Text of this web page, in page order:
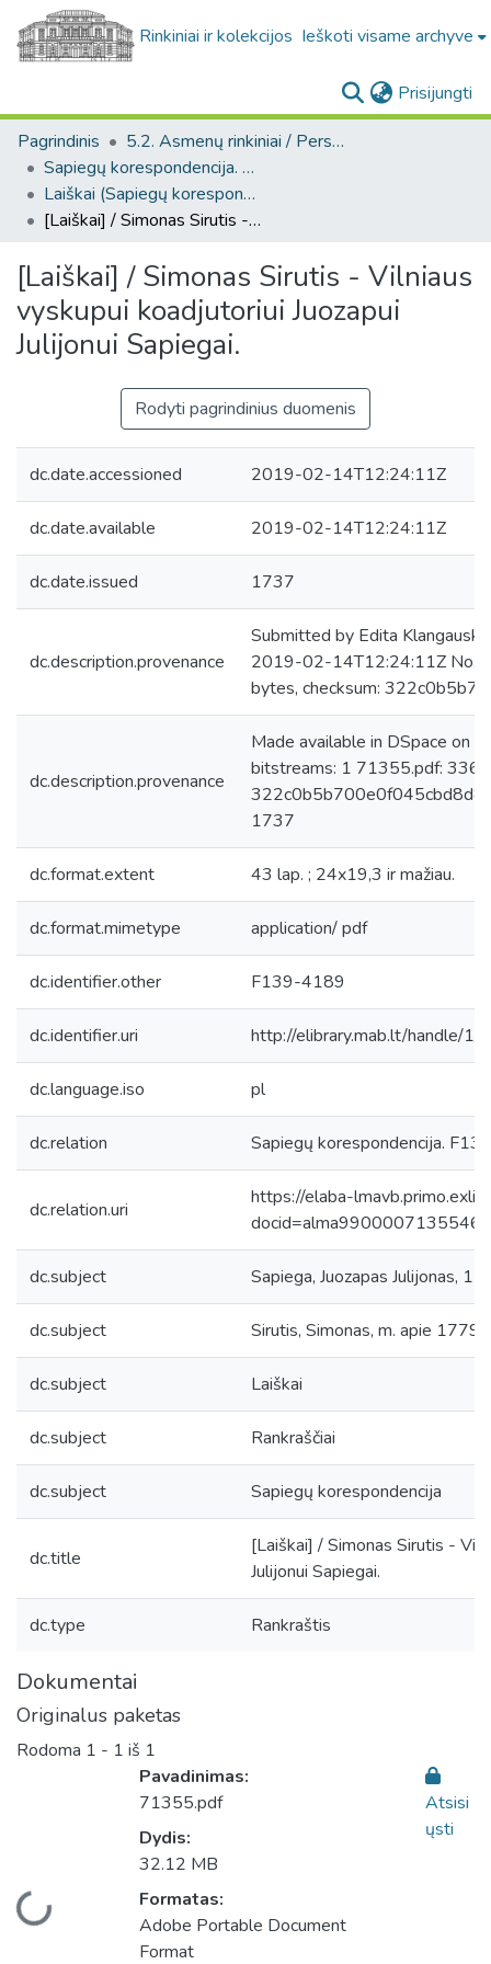
Rinkiniai ir kolekcijos Ieškoti visame archyve
Prisijungti
Pagrindinis
5.2. Asmenų rinkiniai / Personal collections
Sapiegų korespondencija. F139
Laiškai (Sapiegų korespondencija. F139)
[Laiškai] / Simonas Sirutis - Vilniaus vyskupui koadjutoriui Juozapui Julijonui Sapiegai.
[Laiškai] / Simonas Sirutis - Vilniaus
vyskupui koadjutoriui Juozapui
Julijonui Sapiegai.
Rodyti pagrindinius duomenis
dc.date.accessioned 2019-02-14T12:24:11Z
dc.date.available 2019-02-14T12:24:11Z
dc.date.issued 1737
dc.description.provenance
Submitted by Edita
2019-02-14T12:24:11Z No.
bytes, checksum:
dc.description.provenance
Made available in DSpace on
bitstreams: 1 71355.pdf:
1737
dc.format.extent 43 lap. ; 24x19,3 ir mažiau.
dc.format.mimetype application/ pdf
dc.identifier.other F139-4189
dc.identifier.uri http://elibrary.mab.lt/handle/1/
dc.language.iso pl
dc.relation Sapiegų korespondencija.
dc.relation.uri
https://elaba-
dc.subject Sapiega, Juozapas Julijonas,
dc.subject Sirutis, Simonas, m. apie 1779
dc.subject Laiškai
dc.subject Rankraščiai
dc.subject Sapiegų korespondencija
dc.title
[Laiškai] / Simonas Sirutis -
Julijonui Sapiegai.
dc.type Rankraštis
Dokumentai
Originalus paketas
Rodoma 1 - 1 iš 1
Įkeliama...
Pavadinimas:
71355.pdf
Dydis:
32.12 MB
Formatas:
Adobe Portable Document
Format
Atsisi
ųsti